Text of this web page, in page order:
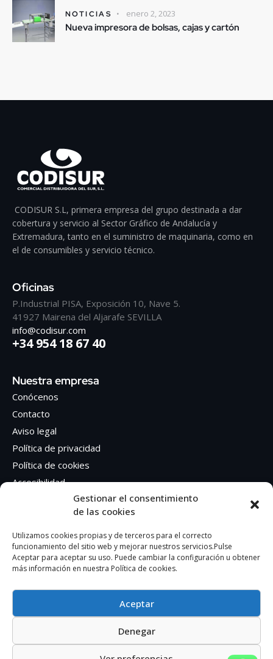
Gestionar el consentimiento
de las cookies
Utilizamos cookies propias y de terceros para el correcto
funcionamiento del sitio web y mejorar nuestros servicios.Pulse
Aceptar para aceptar su uso. Puede cambiar la configuración u obtener
más información en nuestra Política de cookies.
Aceptar
Denegar
NOTICIAS enero 2, 2023
Nueva impresora de bolsas, cajas y cartón
CODISUR S.L, primera empresa del grupo destinada a dar
cobertura y servicio al Sector Gráfico de Andalucía y
Extremadura, tanto en el suministro de maquinaria, como en
el de consumibles y servicio técnico.
Oficinas
P.Industrial PISA, Exposición 10, Nave 5.
41927 Mairena del Aljarafe SEVILLA
info@codisur.com
+34 954 18 67 40
Nuestra empresa
Conócenos
Contacto
Aviso legal
Política de privacidad
Política de cookies
Accesibilidad
Síguenos en Redes sociales
Facebook
Instagram
AUTOEDICION GRAFICA SA – CIF: A41362401